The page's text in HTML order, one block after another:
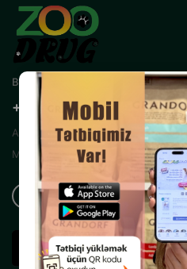
Bizimlə əlaqə
+99450 200 35 13
Azərbaycanın Mərkəzi İnternet Zoo
Mağazası